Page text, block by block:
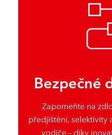
Bezpečné
Zapomeňte na
předjištění, selektivity
vodiče – díky